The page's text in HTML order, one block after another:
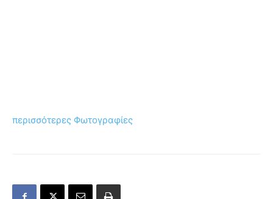
περισσότερες Φωτογραφίες